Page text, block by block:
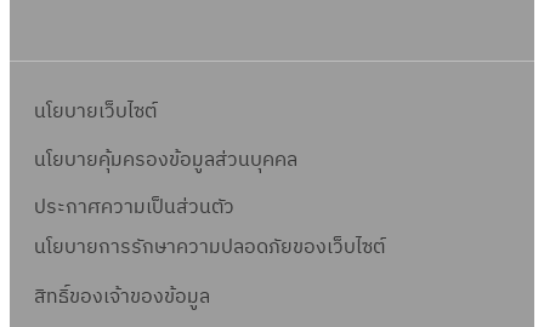
นโยบายเว็บไซต์
นโยบายคุ้มครองข้อมูลส่วนบุคคล
ประกาศความเป็นส่วนตัว
นโยบายการรักษาความปลอดภัยของเว็บไซต์
สิทธิ์ของเจ้าของข้อมูล